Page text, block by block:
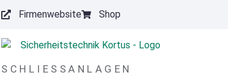
springenFirmenwebsite Shop
SCHLIESSANLAGEN